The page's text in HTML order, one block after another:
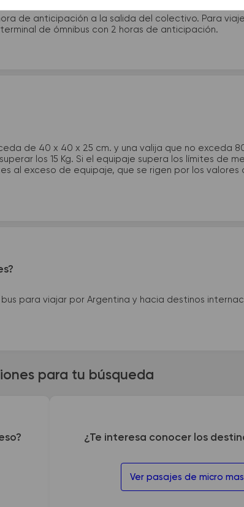
de anticipación a la salida del colectivo. Para
de ómnibus con 2 horas de anticipación.
de 40 x 40 x 25 cm. y una valija que no exceda
los 15 Kg. Si el equipaje supera los límites de
al exceso de equipaje, que se rigen por los valores
para viajar por Argentina y hacia destinos
para tu búsqueda
¿Te interesa conocer los
Ver pasajes de micro